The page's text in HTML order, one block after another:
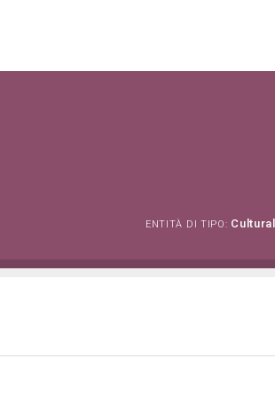
ENTITÀ DI TIPO: